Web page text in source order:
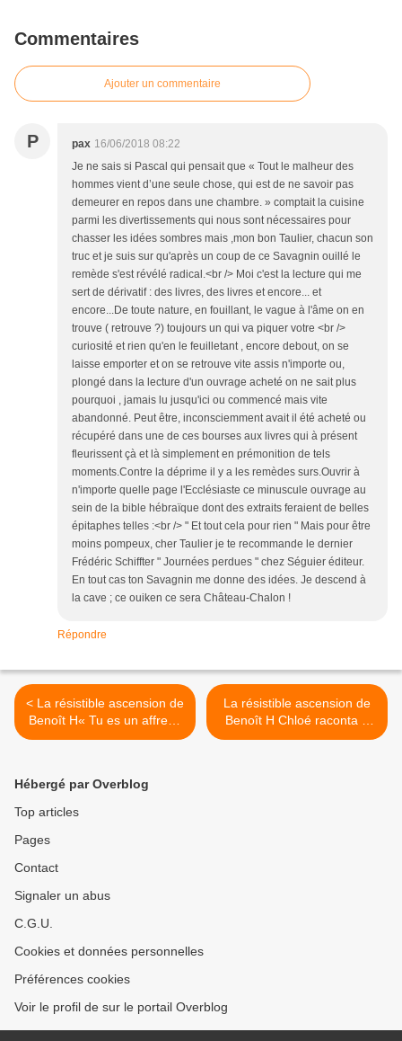
Commentaires
Ajouter un commentaire
P pax 16/06/2018 08:22
Je ne sais si Pascal qui pensait que « Tout le malheur des
hommes vient d’une seule chose, qui est de ne savoir pas
demeurer en repos dans une chambre. » comptait la cuisine
parmi les divertissements qui nous sont nécessaires pour
chasser les idées sombres mais ,mon bon Taulier, chacun son
truc et je suis sur qu'après un coup de ce Savagnin ouillé le
remède s'est révélé radical.<br /> Moi c'est la lecture qui me
sert de dérivatif : des livres, des livres et encore... et
encore...De toute nature, en fouillant, le vague à l'âme on en
trouve ( retrouve ?) toujours un qui va piquer votre <br />
curiosité et rien qu'en le feuilletant , encore debout, on se
laisse emporter et on se retrouve vite assis n'importe ou,
plongé dans la lecture d'un ouvrage acheté on ne sait plus
pourquoi , jamais lu jusqu'ici ou commencé mais vite
abandonné. Peut être, inconsciemment avait il été acheté ou
récupéré dans une de ces bourses aux livres qui à présent
fleurissent çà et là simplement en prémonition de tels
moments.Contre la déprime il y a les remèdes surs.Ouvrir à
n'importe quelle page l'Ecclésiaste ce minuscule ouvrage au
sein de la bible hébraïque dont des extraits feraient de belles
épitaphes telles :<br /> " Et tout cela pour rien " Mais pour être
moins pompeux, cher Taulier je te recommande le dernier
Frédéric Schiffter " Journées perdues " chez Séguier éditeur.
En tout cas ton Savagnin me donne des idées. Je descend à
la cave ; ce ouiken ce sera Château-Chalon !
Répondre
< La résistible ascension de
Benoît H« Tu es un affreux
petit français matérialiste.
pourri nous bâtirons une
société harmonieuse,
Benoît pouffait. « Je
grand nettoyage tu ne
touches pas au classement
La résistible ascension de
Benoît H Chloé raconta à
Benoît qu’elle passait son
Hébergé par Overblog
Top articles
Pages
Contact
Signaler un abus
C.G.U.
Cookies et données personnelles
Préférences cookies
Voir le profil de sur le portail Overblog